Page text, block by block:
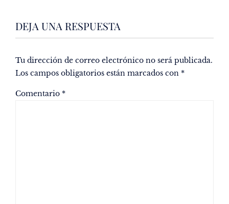
DEJA UNA RESPUESTA
Tu dirección de correo electrónico no será publicada.
Los campos obligatorios están marcados con *
Comentario *